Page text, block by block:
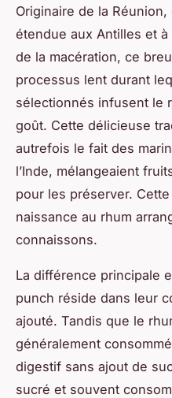
Originaire de la
étendue aux Antilles et
de la macération, ce
processus lent durant
sélectionnés infusent le
goût. Cette délicieuse
autrefois le fait des
l’Inde, mélangeaient
pour les préserver.
naissance au rhum
connaissons.
La différence principale
punch réside dans leur
ajouté. Tandis que le
généralement
digestif sans ajout de
sucré et souvent